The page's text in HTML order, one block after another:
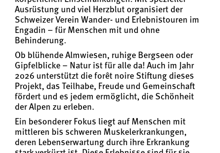
Ausrüstung und viel Herzblut organisiert der
Schweizer Verein Wander- und Erlebnistouren im
Engadin – für Menschen mit und ohne
Behinderung.
Ob blühende Almwiesen, ruhige Bergseen oder
Gipfelblicke – Natur ist für alle da! Auch im Jahr
2026 unterstützt die forêt noire Stiftung dieses
Projekt, das Teilhabe, Freude und Gemeinschaft
fördert und es jedem ermöglicht, die Schönheit
der Alpen zu erleben.
Ein besonderer Fokus liegt auf Menschen mit
mittleren bis schweren Muskelerkrankungen,
deren Lebenserwartung durch ihre Erkrankung